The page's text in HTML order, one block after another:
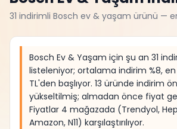
31 indirimli Bosch ev & yaşam ürünü —
Bosch Ev & Yaşam için şu an 31
listeleniyor; ortalama indirim %8, en
TL'den başlıyor. 13 üründe indirim
yükseltilmiş; almadan önce fiyat
Fiyatlar 4 mağazada (Trendyol,
Amazon, N11) karşılaştırılıyor.